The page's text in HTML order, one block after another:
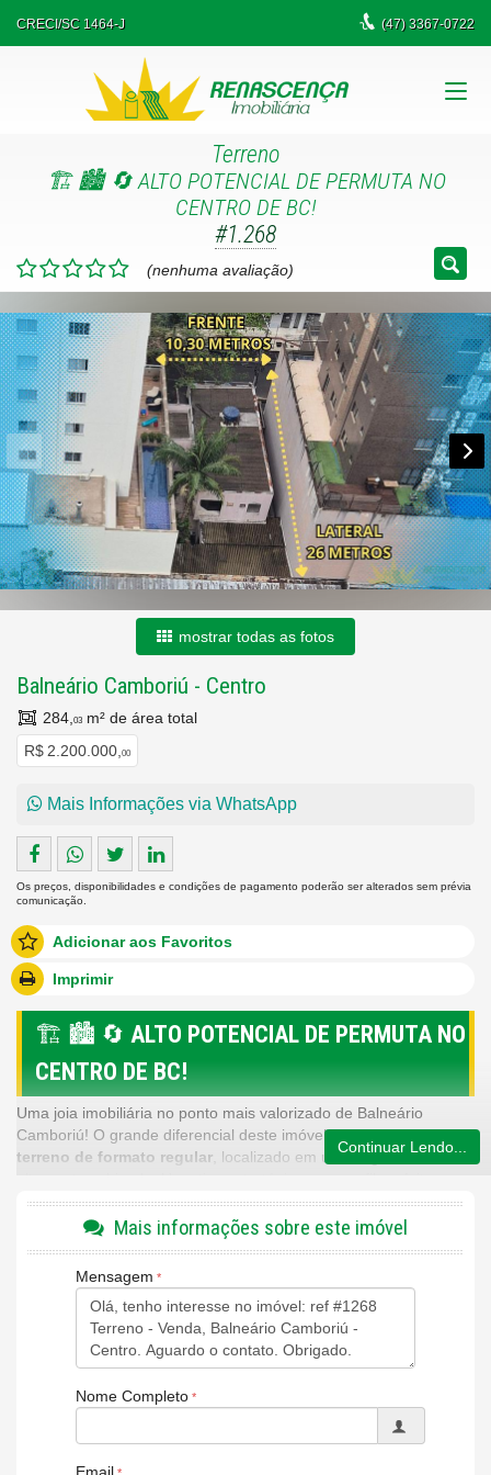
CRECI/SC 1464-J (47)3367-0722
Terreno
🏗️ 🏙️ 🔄 ALTO POTENCIAL DE PERMUTA NO
CENTRO DE BC!
#1.268
(nenhuma avaliação)
mostrar todas as fotos
Balneário Camboriú - Centro
284, 03 m² de área total
R$ 2.200.000, 00
Mais Informações via WhatsApp
Os preços, disponibilidades e condições de pagamento poderão ser alterados sem prévia
comunicação.
Adicionar aos Favoritos
Imprimir
🏗️ 🏙️ 🔄 ALTO POTENCIAL DE PERMUTA NO
CENTRO DE BC!
Uma joia imobiliária no ponto mais valorizado de Balneário
Camboriú! O grande diferencial deste imóvel é o seuamplo
terreno de formato regular , localizado em uma região central
investidores focados emfutura permuta com construtorasou
desenvolvimento de projetos sob medida.
📍 Localização Nobre e Comercial:
Endereço:Centro, Balneário Camboriú – SC.
Posicionamento:Estrategicamente localizado
Terceira Avenida e a Avenida Brasil
, colado à Igreja Santa
Inês.
Visibilidade:Ponto de altíssima valorização, com fluxo
consolidado e cercado pelo coração econômico da cidade.
Continuar Lendo...
Mais informações sobre este imóvel
Mensagem
Nome Completo